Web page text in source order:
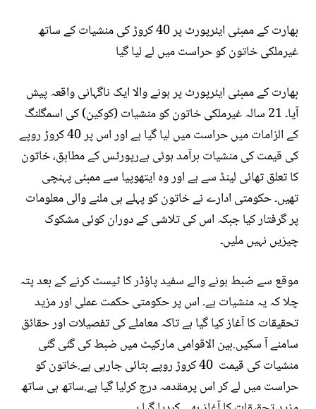
بھارت کے ممبئی ایئرپورٹ پر 40 کروڑ کی منشیات کے ساتھ
غیرملکی خاتون کو حراست میں لے لیا گیا
بھارت کے ممبئی ایئرپورٹ پر ہونے والا ایک ناگہانی واقعہ پیش
آیا۔ 21 سالہ غیرملکی خاتون کو منشیات (کوکین) کی اسمگلنگ
کے الزامات میں حراست میں لیا گیا ہے اور اس پر 40 کروڑ روپے
کی قیمت کی منشیات برآمد ہوئی ہےرپورٹس کے مطابق، خاتون
کا تعلق تھائی لینڈ سے ہے اور وہ ایتھوپیا سے ممبئی پہنچی
تھیں۔ حکومتی ادارے نے خاتون کو پہلے ہی ملنے والی معلومات
پر گرفتار کیا جبکہ اس کی تلاشی کے دوران کوئی مشکوک
چیزیں نہیں ملیں۔
موقع سے ضبط ہونے والے سفید پاؤڈر کا ٹیسٹ کرنے کے بعد پتہ
چلا کہ یہ منشیات ہے۔ اس پر حکومتی حکمت عملی اور مزید
تحقیقات کا آغاز کیا گیا ہے تاکہ معاملے کی تفصیلات اور حقائق
سامنے آ سکیں.بین الاقوامی مارکیٹ میں ضبط کی گئی گئی
منشیات کی قیمت 40 کروڑ روپے بتائی جارہی ہے.خاتون کو
حراست میں لے کر اس پرمقدمہ درج کرلیا گیا ہے.ساتھ ہی ساتھ